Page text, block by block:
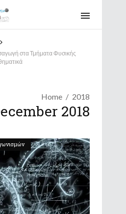
στα Τμήματα Φυσικής
Home 2018
2018